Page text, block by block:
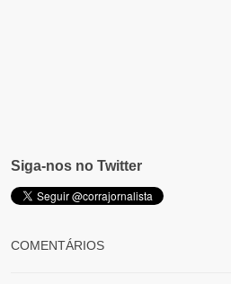
Siga-nos no Twitter
COMENTÁRIOS